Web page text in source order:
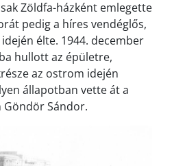
Zöldfa-házként emlegette
pedig a híres vendéglős,
élte. 1944. december
hullott az épületre,
az ostrom idején
állapotban vette át a
Göndör Sándor.